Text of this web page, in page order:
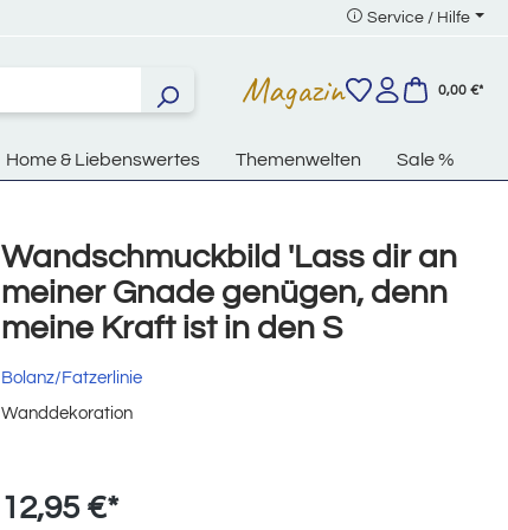
Service / Hilfe
Magazin 0,00 €*
Home & Liebenswertes Themenwelten Sale %
Wandschmuckbild 'Lass dir an
meiner Gnade genügen, denn
meine Kraft ist in den S
Bolanz/Fatzerlinie
Wanddekoration
12,95 €*